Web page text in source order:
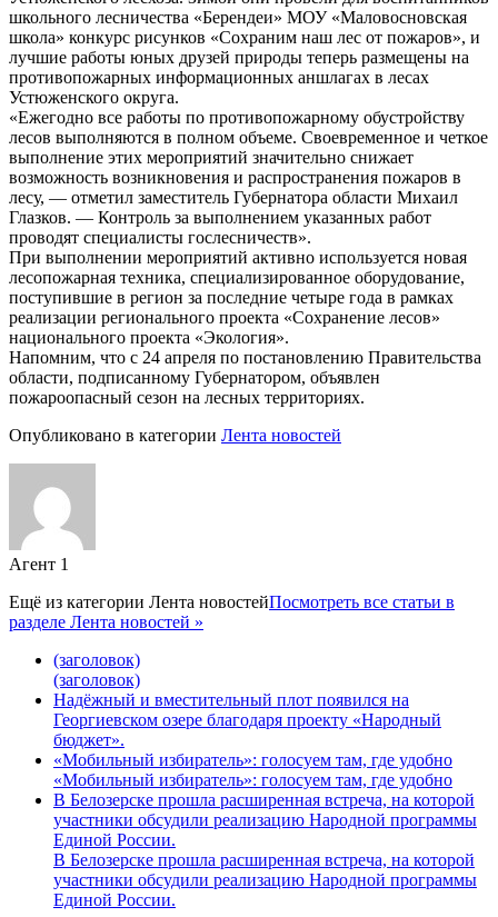
школьного лесничества «Берендеи» МОУ «Маловосновская
школа» конкурс рисунков «Сохраним наш лес от пожаров», и
лучшие работы юных друзей природы теперь размещены на
противопожарных информационных аншлагах в лесах
Устюженского округа.
«Ежегодно все работы по противопожарному обустройству
лесов выполняются в полном объеме. Своевременное и четкое
выполнение этих мероприятий значительно снижает
возможность возникновения и распространения пожаров в
лесу, — отметил заместитель Губернатора области Михаил
Глазков. — Контроль за выполнением указанных работ
проводят специалисты гослесничеств».
При выполнении мероприятий активно используется новая
лесопожарная техника, специализированное оборудование,
поступившие в регион за последние четыре года в рамках
реализации регионального проекта «Сохранение лесов»
национального проекта «Экология».
Напомним, что с 24 апреля по постановлению Правительства
области, подписанному Губернатором, объявлен
пожароопасный сезон на лесных территориях.
Опубликовано в категории Лента новостей
Агент 1
Ещё из категории Лента новостейПосмотреть все статьи в
разделе Лента новостей »
(заголовок)
(заголовок)
Надёжный и вместительный плот появился на
Георгиевском озере благодаря проекту «Народный
бюджет».
«Мобильный избиратель»: голосуем там, где удобно
«Мобильный избиратель»: голосуем там, где удобно
В Белозерске прошла расширенная встреча, на которой
участники обсудили реализацию Народной программы
Единой России.
В Белозерске прошла расширенная встреча, на которой
участники обсудили реализацию Народной программы
Единой России.